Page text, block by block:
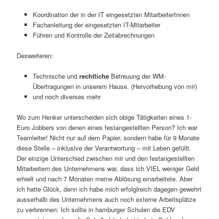
Koordination der in der IT eingesetzten MitarbeiterInnen
Fachanleitung der eingesetzten IT-Mitarbeiter
Führen und Kontrolle der Zeitabrechnungen
Desweiteren:
Technische und rechtlicheBetreuung der WM-
Übertragungen in unserem Hause. (Hervorhebung von mir)
und noch diverses mehr
Wo zum Henker unterscheiden sich obige Tätigkeiten eines 1-
Euro Jobbers von denen eines festangestellten Person? Ich war
Teamleiter! Nicht nur auf dem Papier, sondern habe für 9 Monate
diese Stelle – inklusive der Verantwortung – mit Leben gefüllt.
Der einzige Unterschied zwischen mir und den festangestellten
Mitarbeitern des Unternehmens war, dass ich VIEL weniger Geld
erhielt und nach 7 Monaten meine Ablösung einarbeitete. Aber
ich hatte Glück, denn ich habe mich erfolglreich dagegen gewehrt
ausserhalb des Unternehmens auch noch externe Arbeitsplätze
zu verbrennen: Ich sollte in hamburger Schulen die EDV